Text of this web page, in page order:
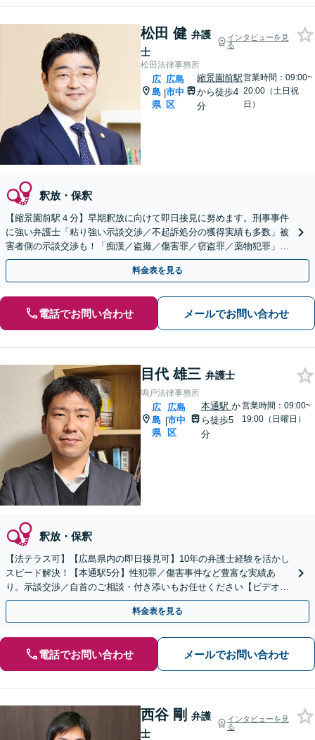
松田 健 弁護
士
インタビューを見
る
松田法律事務所
広
島
県
|
広島
市中
区
縮景園前駅
から徒歩4
分
営業時間：09:00~
20:00（土日祝
日）
釈放・保釈
【縮景園前駅４分】早期釈放に向けて即日接見に努めます。刑事事件
に強い弁護士「粘り強い示談交渉／不起訴処分の獲得実績も多数」被
害者側の示談交渉も！「痴漢／盗撮／傷害罪／窃盗罪／薬物犯罪」
【休日・夜間相談】【裁判員裁判の経験あり】
料金表を見る
電話でお問い合わせ メールでお問い合わせ
目代 雄三 弁護士
鳴戸法律事務所
広
島
県
|
広島
市中
区
本通駅 か
ら徒歩5
分
営業時間：09:00~
19:00（日曜日）
釈放・保釈
【法テラス可】【広島県内の即日接見可】10年の弁護士経験を活かし
スピード解決！【本通駅5分】性犯罪／傷害事件など豊富な実績あ
り。示談交渉／自首のご相談・付き添いもお任せください【ビデオ面
談可】【初回相談無料】
料金表を見る
電話でお問い合わせ メールでお問い合わせ
西谷 剛 弁護
士
インタビューを見
る